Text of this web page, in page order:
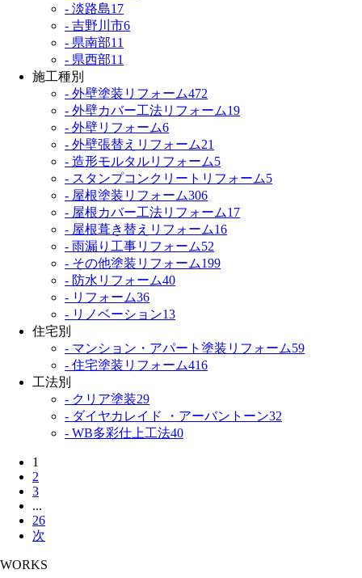
- 淡路島17
- 吉野川市6
- 県南部11
- 県西部11
施工種別
- 外壁塗装リフォーム472
- 外壁カバー工法リフォーム19
- 外壁リフォーム6
- 外壁張替えリフォーム21
- 造形モルタルリフォーム5
- スタンプコンクリートリフォーム5
- 屋根塗装リフォーム306
- 屋根カバー工法リフォーム17
- 屋根葺き替えリフォーム16
- 雨漏り工事リフォーム52
- その他塗装リフォーム199
- 防水リフォーム40
- リフォーム36
- リノベーション13
住宅別
- マンション・アパート塗装リフォーム59
- 住宅塗装リフォーム416
工法別
- クリア塗装29
- ダイヤカレイド ・アーバントーン32
- WB多彩仕上工法40
1
2
3
...
26
次
WORKS